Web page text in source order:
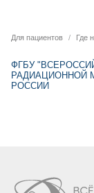
Для пациентов Где
ФГБУ
РАДИАЦИОННОЙ
РОССИИ